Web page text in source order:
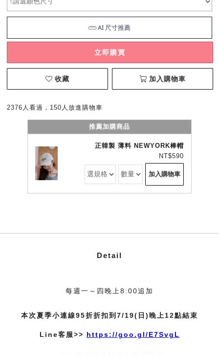
立即購買
收藏 加入購物車
2376人看過，150人放進購物車
推薦加購商品
正韓製 薄料 NEWYORK棒帽
NT$590
加入購物車
Detail
每週一～四晚上8:00追加
本次夏季小連線95折折扣到7/19(日)晚上12點結束
Line客服>> https://goo.gl/E7SvgL